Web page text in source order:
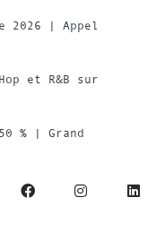
| Appel
et R&B sur
% | Grand